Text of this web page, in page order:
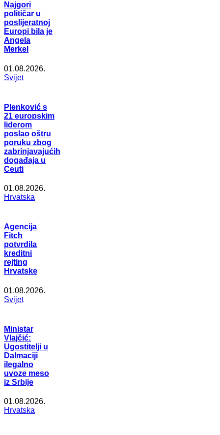
Najgori
političar u
poslijeratnoj
Europi bila je
Angela
Merkel
01.08.2026.
Svijet
Plenković s
21 europskim
liderom
poslao oštru
poruku zbog
zabrinjavajućih
događaja u
Ceuti
01.08.2026.
Hrvatska
Agencija
Fitch
potvrdila
kreditni
rejting
Hrvatske
01.08.2026.
Svijet
Ministar
Vlajčić:
Ugostitelji u
Dalmaciji
ilegalno
uvoze meso
iz Srbije
01.08.2026.
Hrvatska